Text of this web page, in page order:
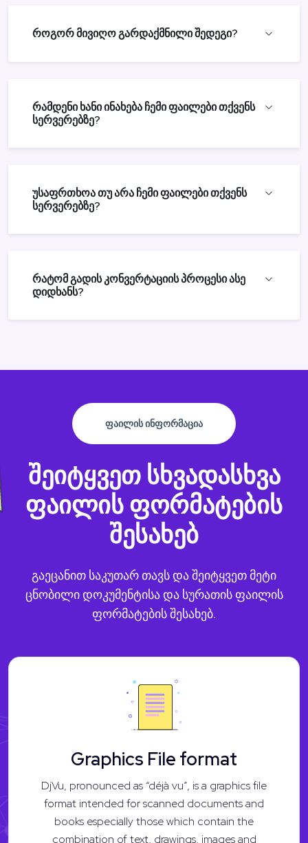
როგორ მივიღო გარდაქმნილი შედეგი?
რამდენი ხანი ინახება ჩემი ფაილები თქვენს
სერვერებზე?
უსაფრთხოა თუ არა ჩემი ფაილები თქვენს
სერვერებზე?
რატომ გადის კონვერტაციის პროცესი ასე
დიდხანს?
ᲤᲐᲘᲚᲘᲡ ᲘᲜᲤᲝᲠᲛᲐᲪᲘᲐ
შეიტყვეთ სხვადასხვა
ფაილის ფორმატების
შესახებ
გაეცანით საკუთარ თავს და შეიტყვეთ მეტი
ცნობილი დოკუმენტისა და სურათის ფაილის
ფორმატების შესახებ.
Graphics File format
DjVu, pronounced as “déjà vu”, is a graphics file
format intended for scanned documents and
books especially those which contain the
combination of text, drawings, images and